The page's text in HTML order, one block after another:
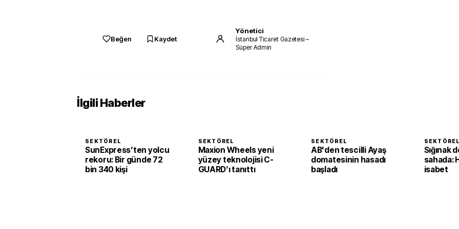
Beğen Kaydet
Yönetici
İstanbul Ticaret Gazetesi –
Süper Admin
İlgili Haberler
SEKTÖREL
SunExpress’ten yolcu
rekoru: Bir günde 72
bin 340 kişi
SEKTÖREL
Maxion Wheels yeni
yüzey teknolojisi C-
GUARD’ı tanıttı
SEKTÖREL
AB'den tescilli Ayaş
domatesinin hasadı
başladı
SEKTÖREL
Sığınak
sahada:
isabet